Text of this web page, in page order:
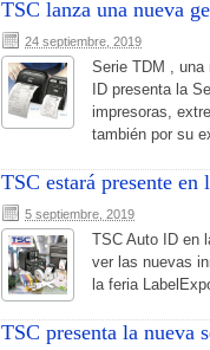
TSC lanza una nueva
24 septiembre, 2019
Serie TDM , una
ID presenta la
impresoras,
también por su
TSC estará presente
5 septiembre, 2019
TSC Auto ID en
ver las nuevas
la feria
TSC presenta la nueva